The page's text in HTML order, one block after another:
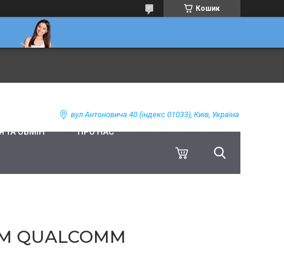
Кошик
вул Антоновича 40 (індекс 01033), Київ, Україна
ТА ОБМІН ПРО НАС
QUALCOMM